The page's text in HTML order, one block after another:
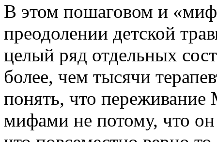
В этом пошаговом и
преодолении детской
целый ряд отдельных
более, чем тысячи
понять, что переживание
мифами не потому, что он